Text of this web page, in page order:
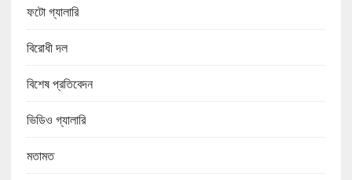
ফটো গ্যালারি
বিরোধী দল
বিশেষ প্রতিবেদন
ভিডিও গ্যালারি
মতামত